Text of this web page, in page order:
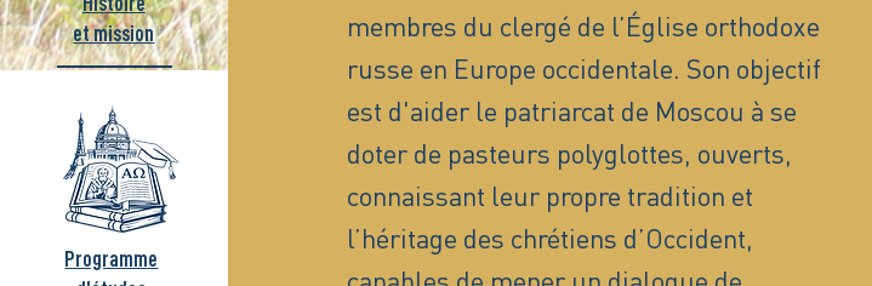
et mission
Programme
membres du clergé de l’Église orthodoxe
russe en Europe occidentale. Son objectif
est d'aider le patriarcat de Moscou à se
doter de pasteurs polyglottes, ouverts,
connaissant leur propre tradition et
l’héritage des chrétiens d’Occident,